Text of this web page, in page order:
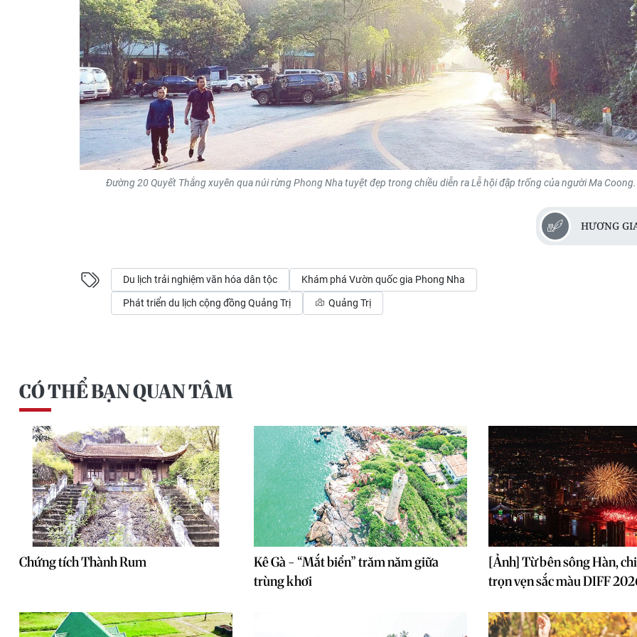
Đường 20 Quyết Thắng xuyên qua núi rừng Phong Nha tuyệt đẹp trong chiều diễn ra Lễ hội đập trống của người Ma Coong.
HƯƠNG
Du lịch trải nghiệm văn hóa dân tộc Khám phá Vườn quốc gia Phong Nha
Phát triển du lịch cộng đồng Quảng Trị Quảng Trị
CÓ THỂ BẠN QUAN TÂM
Chứng tích Thành Rum
Kê Gà - “Mắt biển” trăm năm giữa
trùng khơi
[Ảnh] Từ bên sông Hàn,
trọn vẹn sắc màu DIFF